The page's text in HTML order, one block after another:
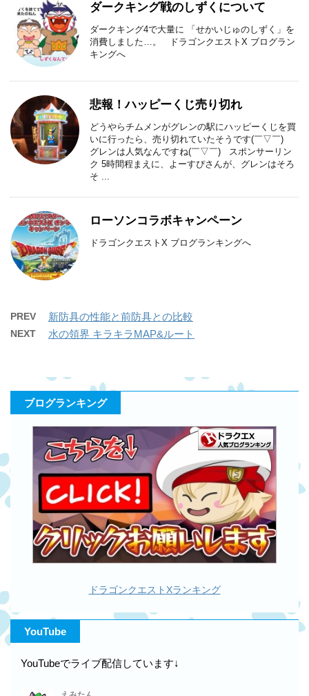
ダークキング戦のしずくについて
ダークキング4で大量に 「せかいじゅのしずく」を
消費しました…。 ドラゴンクエストX ブログラン
キングへ
悲報！ハッピーくじ売り切れ
どうやらチムメンがグレンの駅にハッピーくじを買
いに行ったら、売り切れていたそうです(￣▽￣)
グレンは人気なんですね(￣▽￣) スポンサーリン
ク 5時間程まえに、よーすぴさんが、グレンはそろ
そ ...
ローソンコラボキャンペーン
ドラゴンクエストX ブログランキングへ
PREV 新防具の性能と前防具との比較
NEXT 水の領界 キラキラMAP&ルート
ブログランキング
ドラゴンクエストXランキング
YouTube
YouTubeでライブ配信しています↓